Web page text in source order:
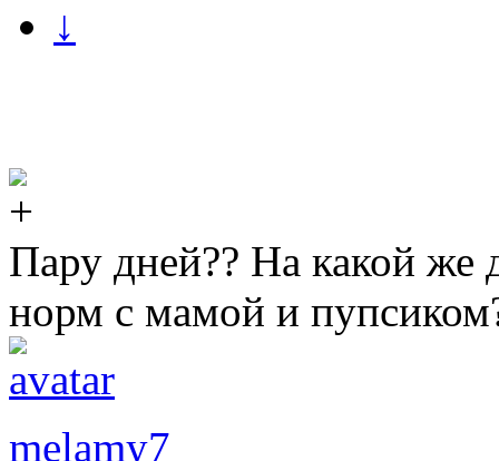
↓
Пару дней?? На какой же
норм с мамой и
melamy7